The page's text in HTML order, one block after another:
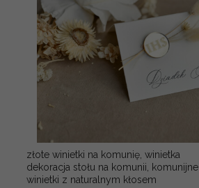
złote winietki na komunię, winietka
dekoracja stołu na komunii, komunijne
winietki z naturalnym kłosem